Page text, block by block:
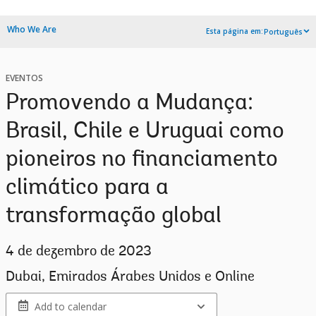
Who We Are Esta página em:Português
EVENTOS
Promovendo a Mudança:
Brasil, Chile e Uruguai como
pioneiros no financiamento
climático para a
transformação global
4 de dezembro de 2023
Dubai, Emirados Árabes Unidos e Online
Add to calendar